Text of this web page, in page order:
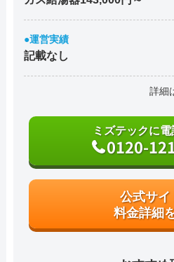
●運営実績
記載なし
詳細
ミズテックに
0120-
公式サイ
料金詳細